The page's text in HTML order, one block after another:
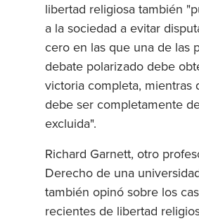
libertad religiosa también
a la sociedad a evitar
cero en las que una de las
debate polarizado debe
victoria completa, mientras
debe ser completamente
excluida".
Richard Garnett, otro
Derecho de una
también opinó sobre los
recientes de libertad